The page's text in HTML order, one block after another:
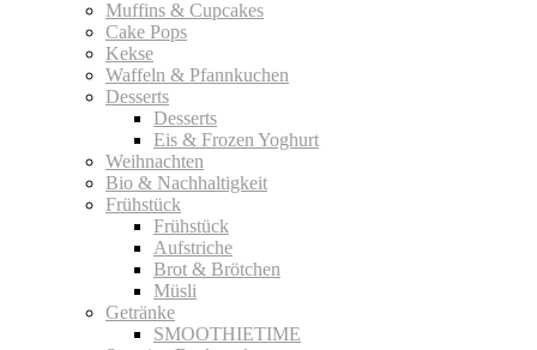
Muffins & Cupcakes
Cake Pops
Kekse
Waffeln & Pfannkuchen
Desserts
Desserts
Eis & Frozen Yoghurt
Weihnachten
Bio & Nachhaltigkeit
Frühstück
Frühstück
Aufstriche
Brot & Brötchen
Müsli
Getränke
SMOOTHIETIME